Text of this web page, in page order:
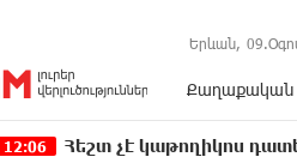
Երևան,
Քաղաքական
չէ կաթողիկոս դատելը,